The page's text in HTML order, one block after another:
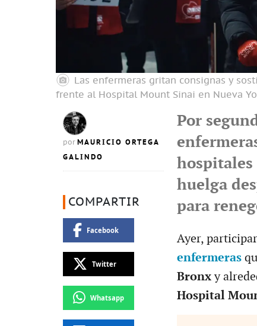
Las enfermeras gritan consignas y
frente al Hospital Mount Sinai en Nueva
por MAURICIO ORTEGA
GALINDO
COMPARTIR
Facebook
Twitter
Whatsapp
Por
hospitales
huelga
para
Ayer,
enfermeras
Bronxy
Hospital